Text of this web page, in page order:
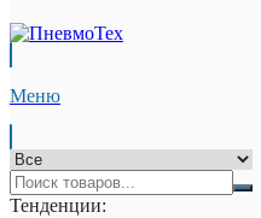
Меню
Тенденции: